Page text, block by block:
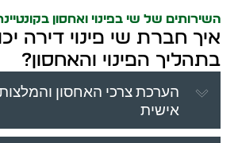
השירותים של שי בפינוי ואחסון
איך חברת שי פינוי דירה
בתהליך הפינוי והאחסון?
הערכת צרכי האחסון
אישית